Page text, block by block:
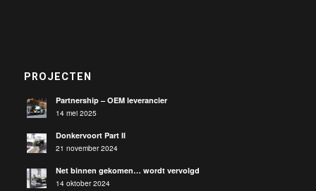
PROJECTEN
Partnership – OEM leverancier
14 mei 2025
Donkervoort Part II
21 november 2024
Net binnen gekomen… wordt vervolgd
14 oktober 2024